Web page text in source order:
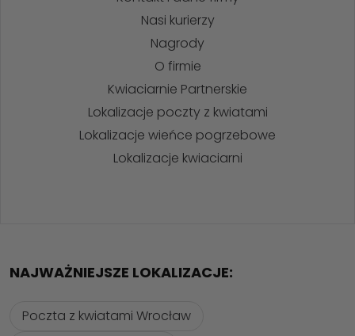
Nasi kurierzy
Nagrody
O firmie
Kwiaciarnie Partnerskie
Lokalizacje poczty z kwiatami
Lokalizacje wieńce pogrzebowe
Lokalizacje kwiaciarni
NAJWAŻNIEJSZE LOKALIZACJE:
Poczta z kwiatami Wrocław